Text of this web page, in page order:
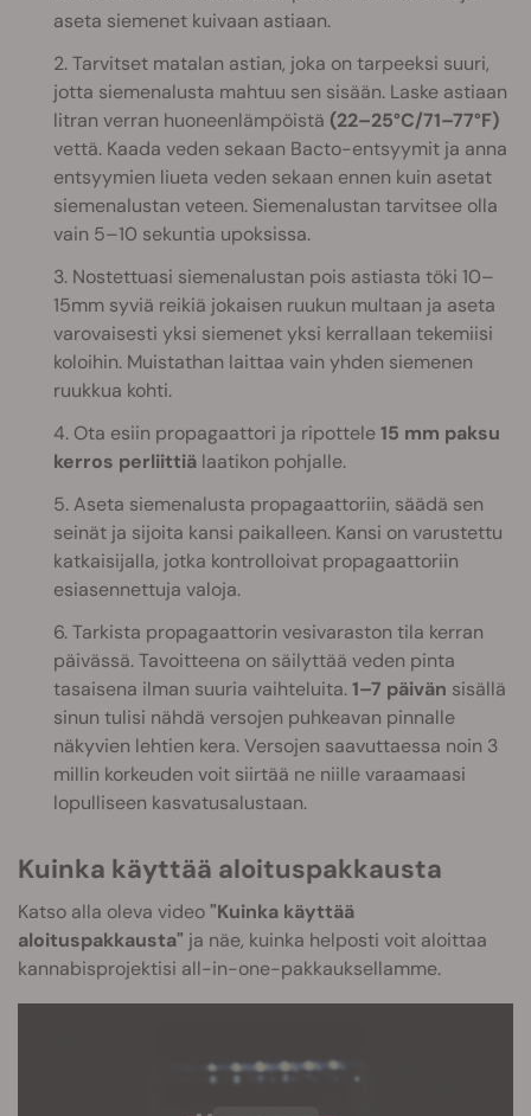
aseta siemenet kuivaan astiaan.
2. Tarvitset matalan astian, joka on tarpeeksi suuri,
jotta siemenalusta mahtuu sen sisään. Laske astiaan
litran verran huoneenlämpöistä (22–25°C/71–77°F)
vettä. Kaada veden sekaan Bacto-entsyymit ja anna
entsyymien liueta veden sekaan ennen kuin asetat
siemenalustan veteen. Siemenalustan tarvitsee olla
vain 5–10 sekuntia upoksissa.
3. Nostettuasi siemenalustan pois astiasta töki 10–
15mm syviä reikiä jokaisen ruukun multaan ja aseta
varovaisesti yksi siemenet yksi kerrallaan tekemiisi
koloihin. Muistathan laittaa vain yhden siemenen
ruukkua kohti.
4. Ota esiin propagaattori ja ripottele15 mm paksu
kerros perliittiä laatikon pohjalle.
5. Aseta siemenalusta propagaattoriin, säädä sen
seinät ja sijoita kansi paikalleen. Kansi on varustettu
katkaisijalla, jotka kontrolloivat propagaattoriin
esiasennettuja valoja.
6. Tarkista propagaattorin vesivaraston tila kerran
päivässä. Tavoitteena on säilyttää veden pinta
tasaisena ilman suuria vaihteluita.1–7 päivän sisällä
sinun tulisi nähdä versojen puhkeavan pinnalle
näkyvien lehtien kera. Versojen saavuttaessa noin 3
millin korkeuden voit siirtää ne niille varaamaasi
lopulliseen kasvatusalustaan.
Kuinka käyttää aloituspakkausta
Katso alla oleva video"Kuinka käyttää
aloituspakkausta" ja näe, kuinka helposti voit aloittaa
kannabisprojektisi all-in-one-pakkauksellamme.